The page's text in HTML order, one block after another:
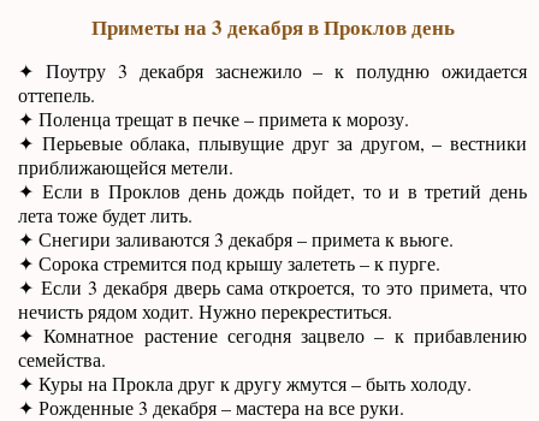
Приметы на 3 декабря в Проклов день
✦ Поутру 3 декабря заснежило – к полудню ожидается
оттепель.
✦ Поленца трещат в печке – примета к морозу.
✦ Перьевые облака, плывущие друг за другом, – вестники
приближающейся метели.
✦ Если в Проклов день дождь пойдет, то и в третий день
лета тоже будет лить.
✦ Снегири заливаются 3 декабря – примета к вьюге.
✦ Сорока стремится под крышу залететь – к пурге.
✦ Если 3 декабря дверь сама откроется, то это примета, что
нечисть рядом ходит. Нужно перекреститься.
✦ Комнатное растение сегодня зацвело – к прибавлению
семейства.
✦ Куры на Прокла друг к другу жмутся – быть холоду.
✦ Рожденные 3 декабря – мастера на все руки.